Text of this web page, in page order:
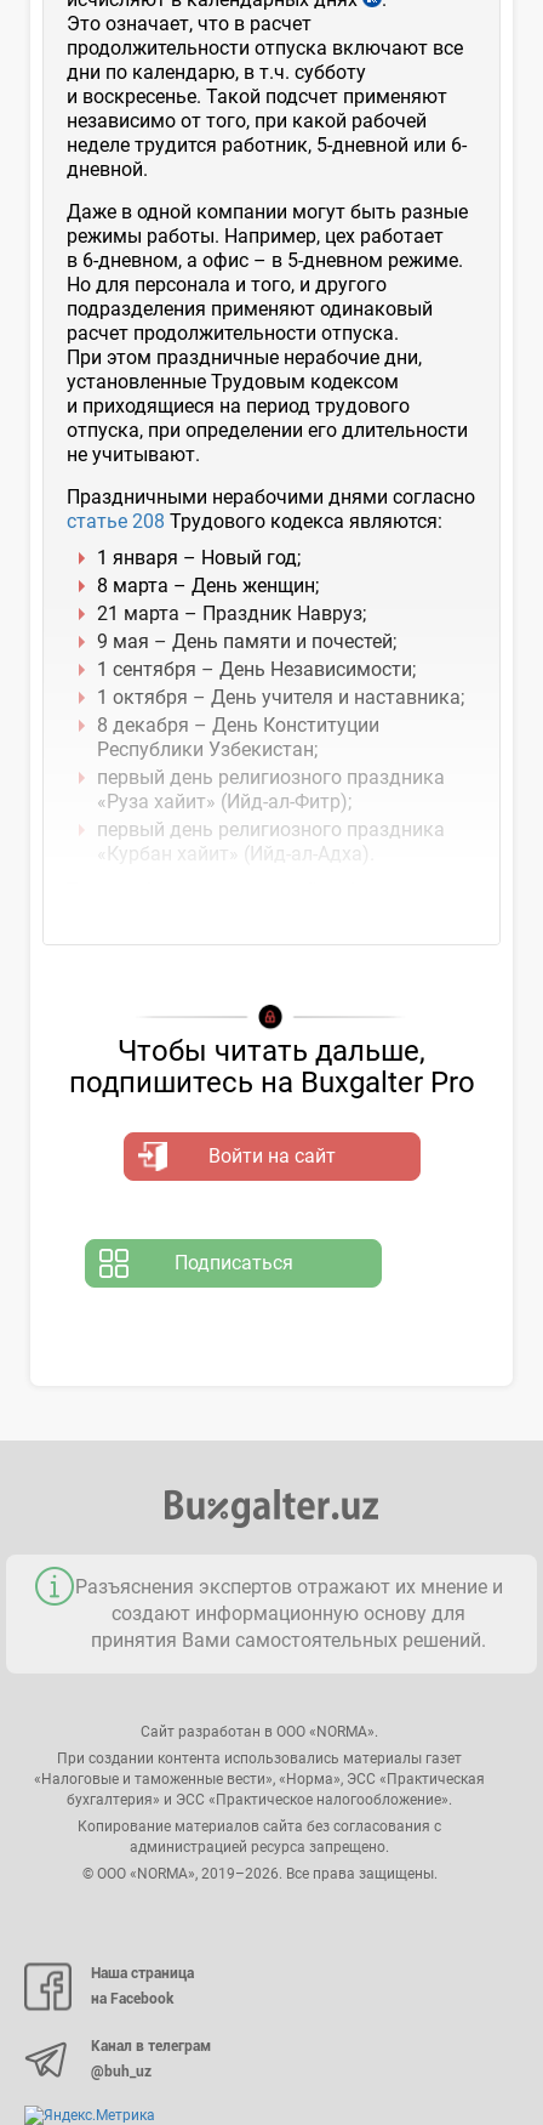
Это означает, что в расчет
продолжительности отпуска включают все
дни по календарю, в т.ч. субботу
и воскресенье. Такой подсчет применяют
независимо от того, при какой рабочей
неделе трудится работник, 5-дневной или 6-
дневной.
Даже в одной компании могут быть разные
режимы работы. Например, цех работает
в 6-дневном, а офис – в 5-дневном режиме.
Но для персонала и того, и другого
подразделения применяют одинаковый
расчет продолжительности отпуска.
При этом праздничные нерабочие дни,
установленные Трудовым кодексом
и приходящиеся на период трудового
отпуска, при определении его длительности
не учитывают.
Праздничными нерабочими днями согласно
статье 208 Трудового кодекса являются:
1 января – Новый год;
8 марта – День женщин;
21 марта – Праздник Навруз;
9 мая – День памяти и почестей;
1 сентября – День Независимости;
1 октября – День учителя и наставника;
8 декабря – День Конституции
Республики Узбекистан;
первый день религиозного праздника
«Руза хайит» (Ийд-ал-Фитр);
первый день религиозного праздника
«Курбан хайит» (Ийд-ал-Адха).
Чтобы читать дальше,
подпишитесь на Buxgalter Pro
Войти на сайт
Подписаться
Разъяснения экспертов отражают их мнение и
создают информационную основу для
принятия Вами самостоятельных решений.
Сайт разработан в ООО «NORMA».
При создании контента использовались материалы газет
«Налоговые и таможенные вести», «Норма», ЭСС «Практическая
бухгалтерия» и ЭСС «Практическое налогообложение».
Копирование материалов сайта без согласования с
администрацией ресурса запрещено.
© ООО «NORMA», 2019–2026. Все права защищены.
Наша страница
на Facebook
Канал в телеграм
@buh_uz